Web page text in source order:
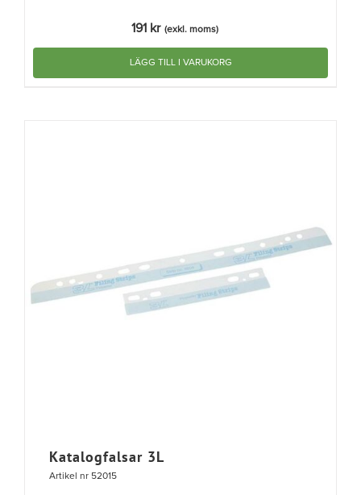
191 kr (exkl. moms)
LÄGG TILL I VARUKORG
Katalogfalsar 3L
Artikel nr 52015